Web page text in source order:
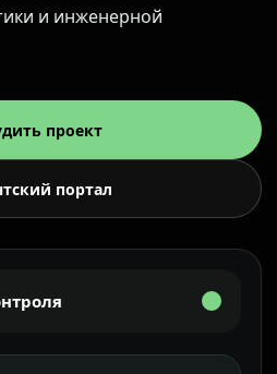
и инженерной
проект
портал